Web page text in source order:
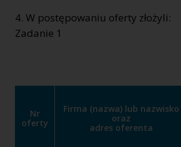
4. W postępowaniu oferty złożyli:
Zadanie 1
Nr
oferty
Firma (nazwa) lub nazwisko
oraz
adres oferenta